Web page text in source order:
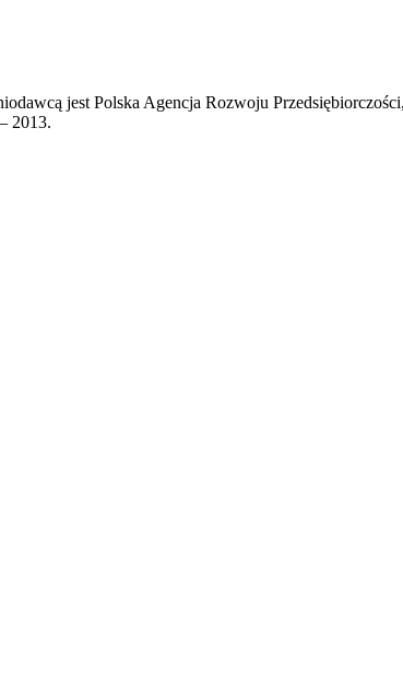
jest Polska Agencja Rozwoju
2013.